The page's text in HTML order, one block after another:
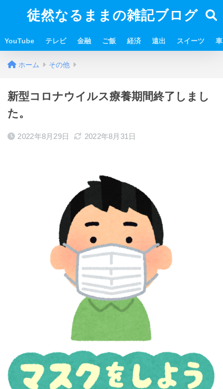
徒然なるままの雑記ブログ
YouTube テレビ 金融 ご飯 経済 遠出 スイーツ 車
ホーム その他
新型コロナウイルス療養期間終了しまし
た。
2022年8月29日 2022年8月31日